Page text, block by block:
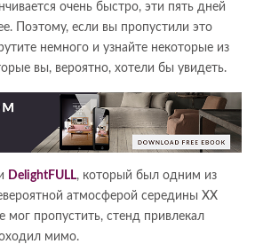
очень быстро, эти пять дней
Поэтому, если вы пропустили это
немного и узнайте некоторые из
вы, вероятно, хотели бы увидеть.
DelightFULL, который был одним из
атмосферой середины ХХ
мог пропустить, стенд привлекал
мимо.